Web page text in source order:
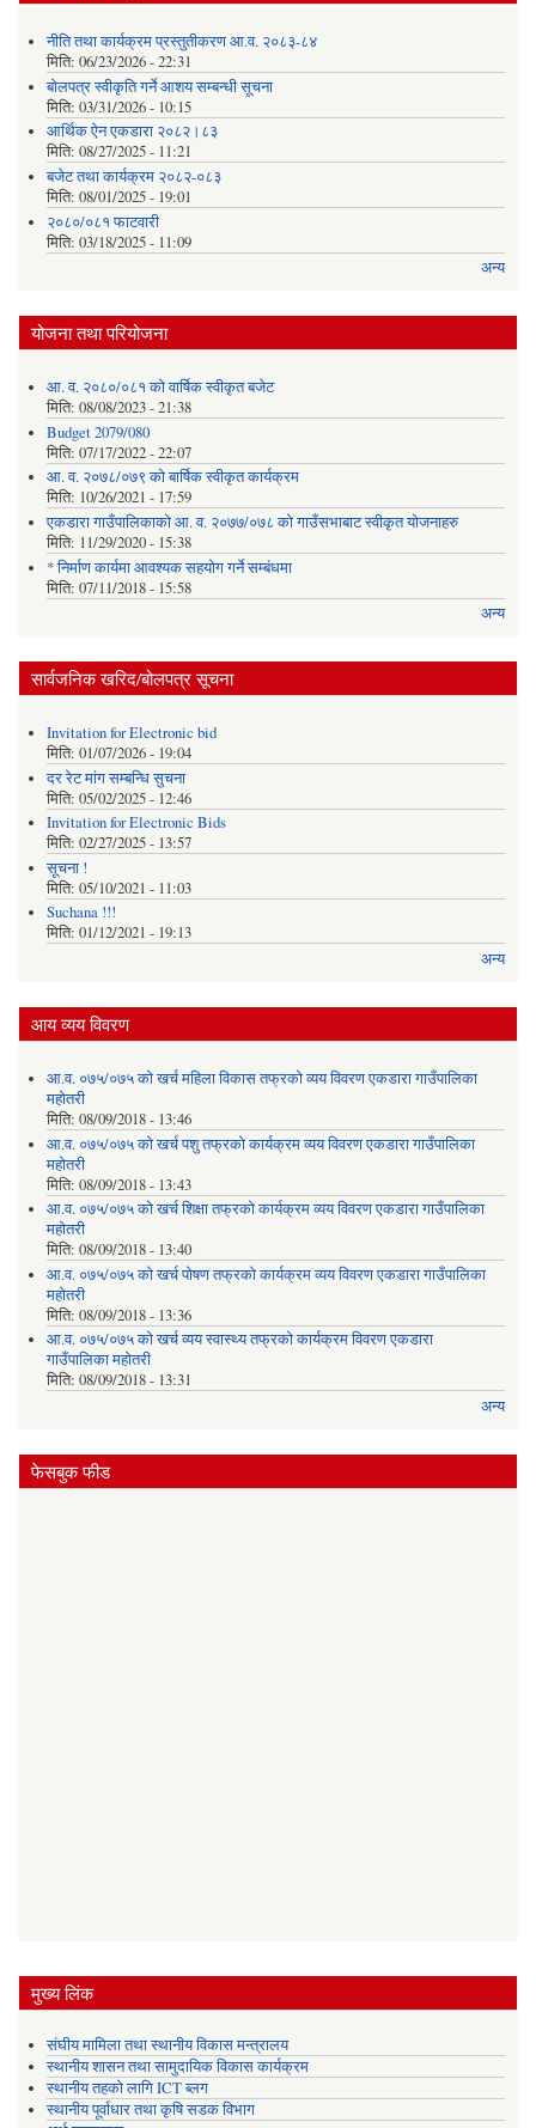
नीति तथा कार्यक्रम प्रस्तुतीकरण आ.व. २०८३-८४
मिति: 06/23/2026 - 22:31
बोलपत्र स्वीकृति गर्ने आशय सम्बन्धी सूचना
मिति: 03/31/2026 - 10:15
आर्थिक ऐन एकडारा २०८२।८३
मिति: 08/27/2025 - 11:21
बजेट तथा कार्यक्रम २०८२-०८३
मिति: 08/01/2025 - 19:01
२०८०/०८१ फाटवारी
मिति: 03/18/2025 - 11:09
अन्य
योजना तथा परियोजना
आ. व. २०८०/०८१ को वार्षिक स्वीकृत बजेट
मिति: 08/08/2023 - 21:38
Budget 2079/080
मिति: 07/17/2022 - 22:07
आ. व. २०७८/०७९ को बार्षिक स्वीकृत कार्यक्रम
मिति: 10/26/2021 - 17:59
एकडारा गाउँपालिकाको आ. व. २०७७/०७८ को गाउँसभाबाट स्वीकृत योजनाहरु
मिति: 11/29/2020 - 15:38
* निर्माण कार्यमा आवश्यक सहयोग गर्ने सम्बंधमा
मिति: 07/11/2018 - 15:58
अन्य
सार्वजनिक खरिद/बोलपत्र सूचना
Invitation for Electronic bid
मिति: 01/07/2026 - 19:04
दर रेट मांग सम्बन्धि सुचना
मिति: 05/02/2025 - 12:46
Invitation for Electronic Bids
मिति: 02/27/2025 - 13:57
सूचना !
मिति: 05/10/2021 - 11:03
Suchana !!!
मिति: 01/12/2021 - 19:13
अन्य
आय व्यय विवरण
आ.व. ०७५/०७५ को खर्च महिला विकास तफ्रको व्यय विवरण एकडारा गाउँपालिका
महोतरी
मिति: 08/09/2018 - 13:46
आ.व. ०७५/०७५ को खर्च पशु तफ्रको कार्यक्रम व्यय विवरण एकडारा गाउँपालिका
महोतरी
मिति: 08/09/2018 - 13:43
आ.व. ०७५/०७५ को खर्च शिक्षा तफ्रको कार्यक्रम व्यय विवरण एकडारा गाउँपालिका
महोतरी
मिति: 08/09/2018 - 13:40
आ.व. ०७५/०७५ को खर्च पोषण तफ्रको कार्यक्रम व्यय विवरण एकडारा गाउँपालिका
महोतरी
मिति: 08/09/2018 - 13:36
आ.व. ०७५/०७५ को खर्च व्यय स्वास्थ्य तफ्रको कार्यक्रम विवरण एकडारा
गाउँपालिका महोतरी
मिति: 08/09/2018 - 13:31
अन्य
फेसबुक फीड
मुख्य लिंक
संघीय मामिला तथा स्थानीय विकास मन्त्रालय
स्थानीय शासन तथा सामुदायिक विकास कार्यक्रम
स्थानीय तहको लागि ICT ब्लग
स्थानीय पूर्वाधार तथा कृषि सडक विभाग